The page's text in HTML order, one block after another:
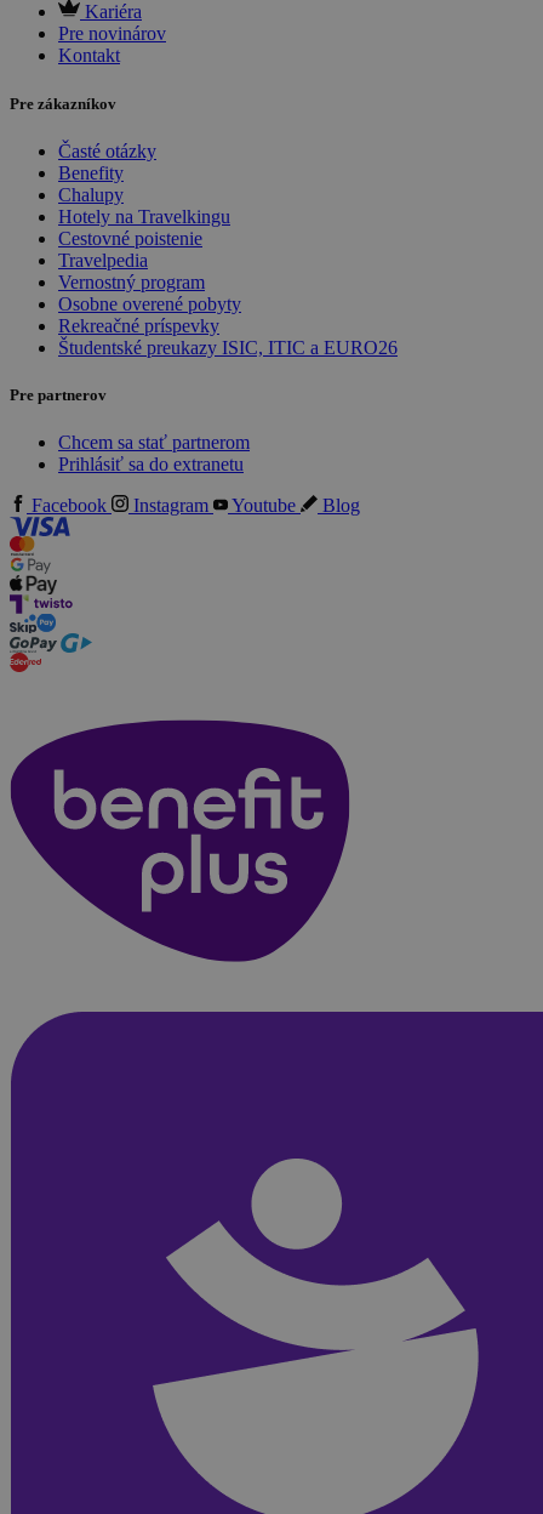
Kariéra
Pre novinárov
Kontakt
Pre zákazníkov
Časté otázky
Benefity
Chalupy
Hotely na Travelkingu
Cestovné poistenie
Travelpedia
Vernostný program
Osobne overené pobyty
Rekreačné príspevky
Študentské preukazy ISIC, ITIC a EURO26
Pre partnerov
Chcem sa stať partnerom
Prihlásiť sa do extranetu
Facebook
Instagram Youtube Blog